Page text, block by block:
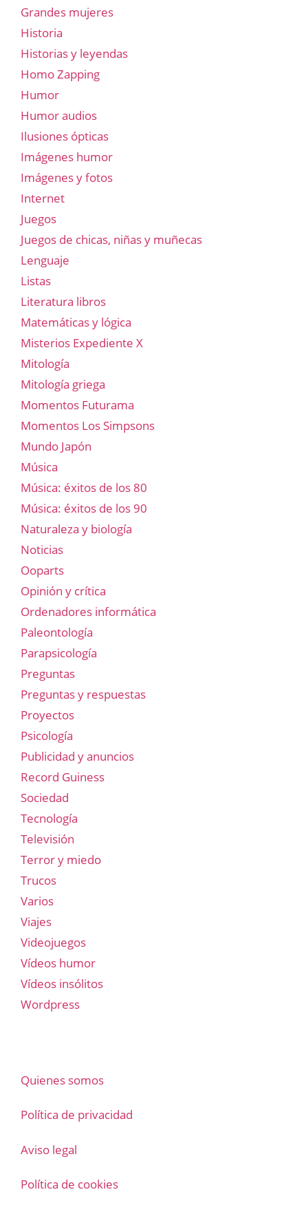
Grandes mujeres
Historia
Historias y leyendas
Homo Zapping
Humor
Humor audios
Ilusiones ópticas
Imágenes humor
Imágenes y fotos
Internet
Juegos
Juegos de chicas, niñas y muñecas
Lenguaje
Listas
Literatura libros
Matemáticas y lógica
Misterios Expediente X
Mitología
Mitología griega
Momentos Futurama
Momentos Los Simpsons
Mundo Japón
Música
Música: éxitos de los 80
Música: éxitos de los 90
Naturaleza y biología
Noticias
Ooparts
Opinión y crítica
Ordenadores informática
Paleontología
Parapsicología
Preguntas
Preguntas y respuestas
Proyectos
Psicología
Publicidad y anuncios
Record Guiness
Sociedad
Tecnología
Televisión
Terror y miedo
Trucos
Varios
Viajes
Videojuegos
Vídeos humor
Vídeos insólitos
Wordpress
Quienes somos
Política de privacidad
Aviso legal
Política de cookies